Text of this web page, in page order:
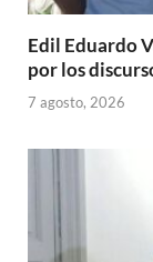
Edil Eduardo
por los
7 agosto, 2026